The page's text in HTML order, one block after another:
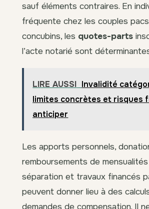
sauf éléments contraires. En
fréquente chez les couples
concubins, les quotes-parts
l’acte notarié sont
LIRE AUSSI Invalidité
limites concrètes et risques
anticiper
Les apports personnels,
remboursements de
séparation et travaux financés
peuvent donner lieu à des
demandes de compensation. Il